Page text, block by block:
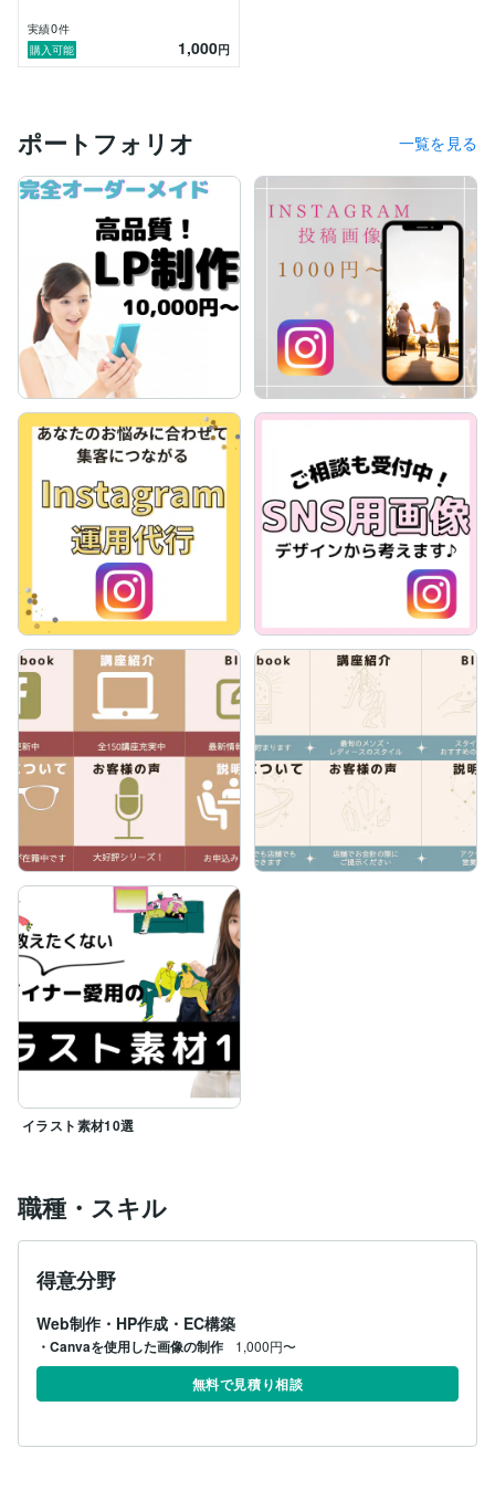
実績0件
購入可能
1,000円
ポートフォリオ 一覧を見る
イラスト素材10選
職種・スキル
得意分野
Web制作・HP作成・EC構築
・Canvaを使用した画像の制作 1,000円〜
無料で見積り相談